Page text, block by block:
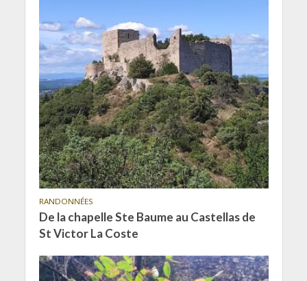
RANDONNÉES
De la chapelle Ste Baume au Castellas de
St Victor La Coste